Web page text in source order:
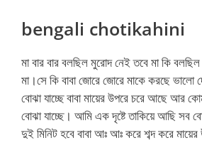
bengali chotikahini
মা বার বার বলছিল মুরোদ নেই তবে মা কি
মা।সে কি বাবা জোরে জোরে মাকে করছে ভালো
বোঝা যাচ্ছে বাবা মায়ের উপরে চরে আছে আর
বোঝা যাচ্ছে। আমি এক দৃষ্টে তাকিয়ে আছি সব
দুই মিনিট হবে বাবা আঃ আঃ করে শব্দ করে